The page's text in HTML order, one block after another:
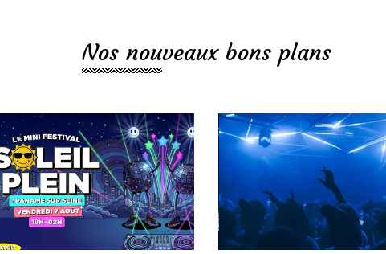
Nos nouveaux bons plans